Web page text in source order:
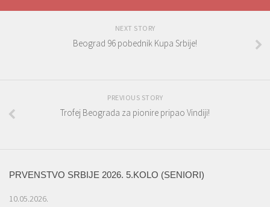
NEXT STORY
Beograd 96 pobednik Kupa Srbije!
PREVIOUS STORY
Trofej Beograda za pionire pripao Vindiji!
PRVENSTVO SRBIJE 2026. 5.KOLO (SENIORI)
10.05.2026.